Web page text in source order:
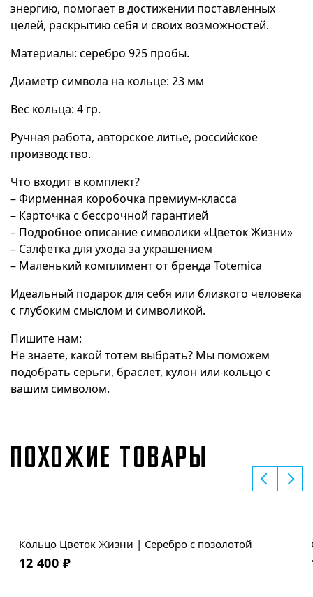
энергию, помогает в достижении поставленных
целей, раскрытию себя и своих возможностей.
Материалы: серебро 925 пробы.
Диаметр символа на кольце: 23 мм
Вес кольца: 4 гр.
Ручная работа, авторское литье, российское
производство.
Что входит в комплект?
– Фирменная коробочка премиум-класса
– Карточка с бессрочной гарантией
– Подробное описание символики «Цветок Жизни»
– Салфетка для ухода за украшением
– Маленький комплимент от бренда Totemica
Идеальный подарок для себя или близкого человека
с глубоким смыслом и символикой.
Пишите нам:
Не знаете, какой тотем выбрать? Мы поможем
подобрать серьги, браслет, кулон или кольцо с
вашим символом.
ПОХОЖИЕ ТОВАРЫ
Кольцо Цветок Жизни | Серебро с позолотой
12 400 ₽